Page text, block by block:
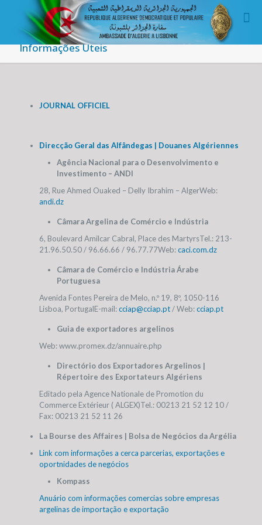
Informações Úteis
JOURNAL OFFICIEL
Direcção Geral das Alfândegas | Douanes Algériennes
Agência Nacional para o Desenvolvimento e
Investimento – ANDI
28, Rue Ahmed Ouaked – Delly Ibrahim – AlgerWeb:
andi.dz
Câmara Argelina de Comércio e Indústria
6, Boulevard Amilcar Cabral, Place des MartyrsTel.: 213-
21.96.50.50 / 96.66.66 / 96.77.77Web:caci.com.dz
Câmara de Comércio e Indústria Árabe
Portuguesa
Avenida Fontes Pereira de Melo, n.º 19, 8º, 1050-116
Lisboa, PortugalE-mail:cciap@cciap.pt/ Web:cciap.pt
Guia de exportadores argelinos
Web:www.promex.dz/annuaire.php
Directório dos Exportadores Argelinos |
Répertoire des Exportateurs Algériens
Editado pela Agence Nationale de Promotion du
Commerce Extérieur ( ALGEX)Tel.: 00213 21 52 12 10 /
Fax: 00213 21 52 11 26
La Bourse des Affaires | Bolsa de Negócios da Argélia
Link com informações a cerca parcerias, exportações e
oportnidades de negócios
Kompass
Anuário com informações comercias sobre empresas
argelinas de importação e exportação